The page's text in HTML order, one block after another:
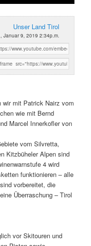
Unser Land Tirol
Januar 9, 2019 2:34p.m.
wir mit Patrick Nairz vom
wie mit Bernd
Marcel Innerkofler von
vom Silvretta,
Kitzbüheler Alpen sind
4 wird
funktionieren – alle
vorbereitet, die
Überraschung – Tirol
vor Skitouren und